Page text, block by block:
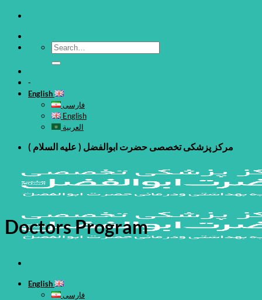
Skip
content
-
English
فارسی
English
العربية
مرکز پزشکی تخصصی حضرت ابوالفضل ( علیه السلام )
English
فارسی
Doctors Program